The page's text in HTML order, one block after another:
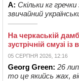
А: Скільки кг
звичайний
На черкаській
зустрічній смузі
05 СЕРПНЯ 2026, 12:16
Georg Green: 26
то це якийсь жах,